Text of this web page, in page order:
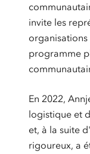
invite les
programme
En 2022,
logistique et
et, à la suite
rigoureux, a